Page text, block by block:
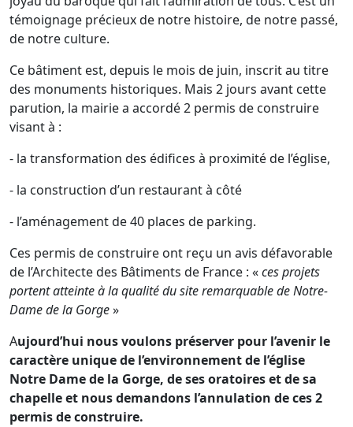
témoignage précieux de notre histoire, de notre passé,
de notre culture.
Ce bâtiment est, depuis le mois de juin, inscrit au titre
des monuments historiques. Mais 2 jours avant cette
parution, la mairie a accordé 2 permis de construire
visant à :
- la transformation des édifices à proximité de l’église,
- la construction d’un restaurant à côté
- l’aménagement de 40 places de parking.
Ces permis de construire ont reçu un avis défavorable
de l’Architecte des Bâtiments de France : «ces projets
portent atteinte à la qualité du site remarquable de Notre-
Dame de la Gorge»
Aujourd’hui nous voulons préserver pour l’avenir le
caractère unique de l’environnement de l’église
Notre Dame de la Gorge, de ses oratoires et de sa
chapelle et nous demandons l’annulation de ces 2
permis de construire.